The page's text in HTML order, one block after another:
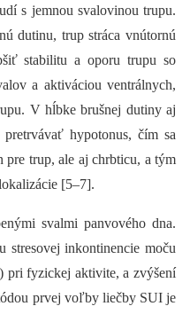
s jemnou svalovinou trupu.
dutinu, trup stráca vnútornú
stabilitu a oporu trupu so
a aktiváciou ventrálnych,
V hĺbke brušnej dutiny aj
hypotonus, čím sa
pre trup, ale aj chrbticu, a tým
[5–7].
svalmi panvového dna.
stresovej inkontinencie moču
pri fyzickej aktivite, a zvýšení
prvej voľby liečby SUI je